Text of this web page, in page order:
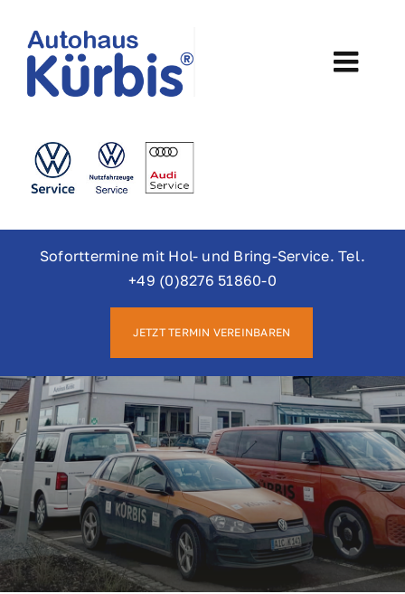
content
Werkstatt
Verkauf
Elektromobilität
Mietwagen
Kontakt
Soforttermine mit Hol- und Bring-Service. Tel.
+49 (0)8276 51860-0
JETZT TERMIN VEREINBAREN
Verkauf